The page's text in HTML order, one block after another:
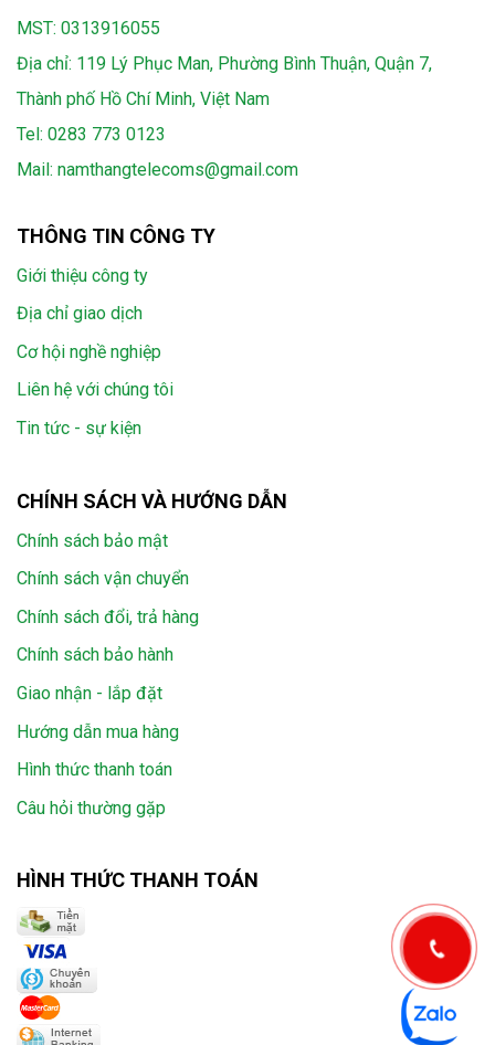
MST: 0313916055
Địa chỉ: 119 Lý Phục Man, Phường Bình Thuận, Quận 7,
Thành phố Hồ Chí Minh, Việt Nam
Tel: 0283 773 0123
Mail: namthangtelecoms@gmail.com
THÔNG TIN CÔNG TY
Giới thiệu công ty
Địa chỉ giao dịch
Cơ hội nghề nghiệp
Liên hệ với chúng tôi
Tin tức - sự kiện
CHÍNH SÁCH VÀ HƯỚNG DẪN
Chính sách bảo mật
Chính sách vận chuyển
Chính sách đổi, trả hàng
Chính sách bảo hành
Giao nhận - lắp đặt
Hướng dẫn mua hàng
Hình thức thanh toán
Câu hỏi thường gặp
HÌNH THỨC THANH TOÁN